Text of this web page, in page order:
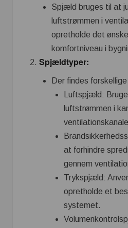
Spjæld bruges til at
luftstrømmen i
opretholde det
komfortniveau i
Spjældtyper:
Der findes
Luftspjæld:
luftstrømmen i
at forhindre
gennem
Trykspjæld:
opretholde et
systemet.